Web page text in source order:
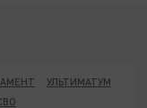
УЛЬТИМАТУМ